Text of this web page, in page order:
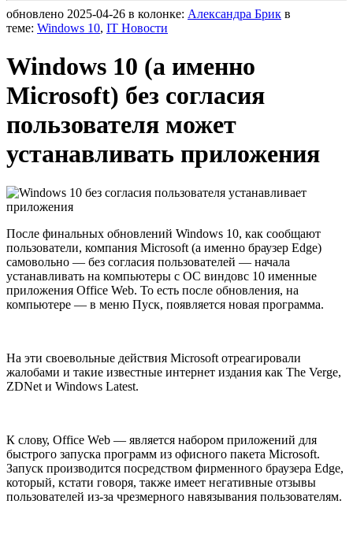
обновлено 2025-04-26 в колонке: Александра Брик в
теме: Windows 10, IT Новости
Windows 10 (а именно
Microsoft) без согласия
пользователя может
устанавливать приложения
После финальных обновлений Windows 10, как сообщают
пользователи, компания Microsoft (а именно браузер Edge)
самовольно — без согласия пользователей — начала
устанавливать на компьютеры с ОС виндовс 10 именные
приложения Office Web. То есть после обновления, на
компьютере — в меню Пуск, появляется новая программа.
На эти своевольные действия Microsoft отреагировали
жалобами и такие известные интернет издания как The Verge,
ZDNet и Windows Latest.
К слову, Office Web — является набором приложений для
быстрого запуска программ из офисного пакета Microsoft.
Запуск производится посредством фирменного браузера Edge,
который, кстати говоря, также имеет негативные отзывы
пользователей из-за чрезмерного навязывания пользователям.